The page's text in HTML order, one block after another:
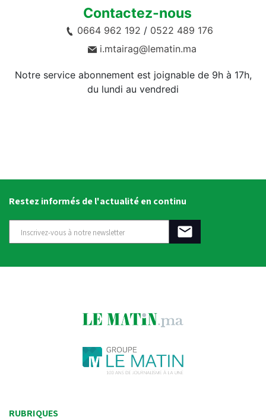
Contactez-nous
0664 962 192 / 0522 489 176
i.mtairag@lematin.ma
Notre service abonnement est joignable de 9h à 17h,
du lundi au vendredi
Restez informés de l'actualité en continu
RUBRIQUES